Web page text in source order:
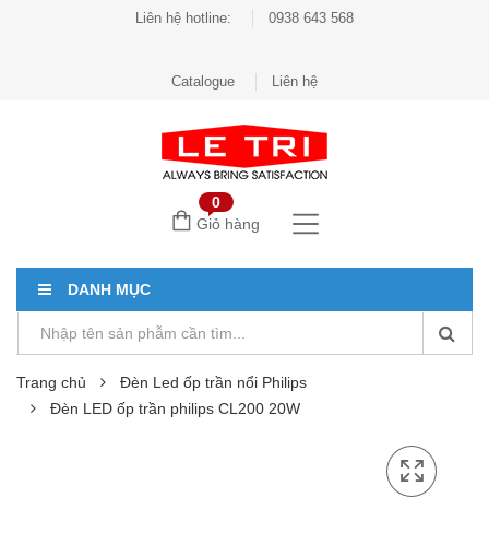
Liên hệ hotline: 0938 643 568
Catalogue Liên hệ
0
Giỏ hàng
DANH MỤC
Trang chủ
Đèn Led ốp trần nổi Philips
Đèn LED ốp trần philips CL200 20W